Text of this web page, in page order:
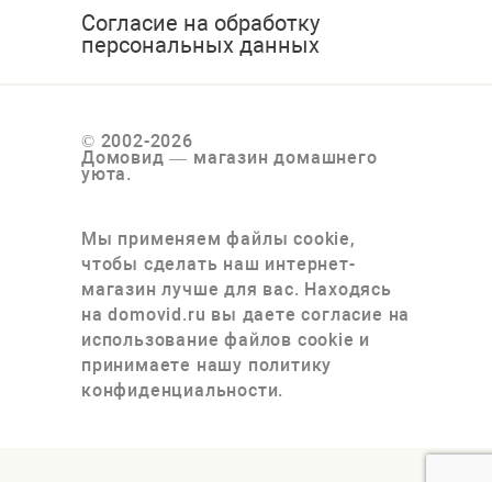
Согласие на обработку
персональных данных
© 2002-2026
Домовид — магазин домашнего
уюта.
Мы применяем файлы cookie,
чтобы сделать наш интернет-
магазин лучше для вас. Находясь
на domovid.ru вы даете согласие на
использование файлов cookie и
принимаете нашу политику
конфиденциальности.